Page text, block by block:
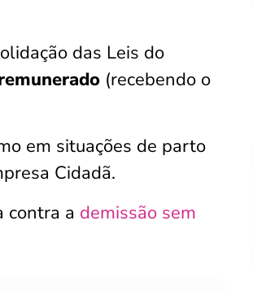
das Leis do
(recebendo o
em situações de parto
Cidadã.
contra a demissão sem